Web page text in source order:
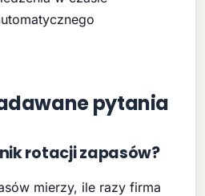
pytania
rotacji zapasów?
mierzy, ile razy firma